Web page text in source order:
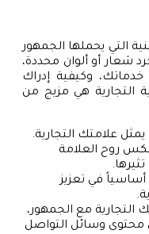
التي يحملها الجمهور
شعار أو ألوان محددة،
وكيفية إدراك
التجارية هي مزيج من
علامتك التجارية.
روح العلامة
في تعزيز
مع الجمهور،
محتوى وسائل التواصل